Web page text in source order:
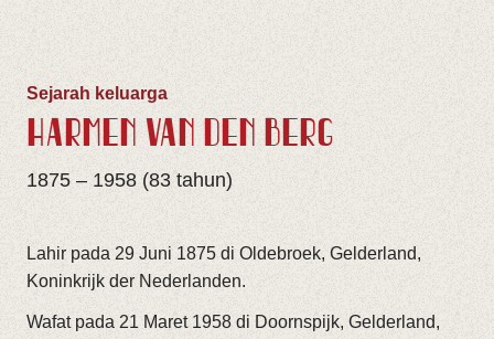
Sejarah keluarga
HARMEN VAN DEN BERG
1875 – 1958 (83 tahun)
Lahir pada 29 Juni 1875 di Oldebroek, Gelderland,
Koninkrijk der Nederlanden.
Wafat pada 21 Maret 1958 di Doornspijk, Gelderland,